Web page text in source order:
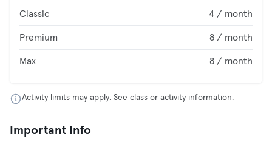
Classic 4 / month
Premium 8 / month
Max 8 / month
Activity limits may apply. See class or activity information.
Important Info